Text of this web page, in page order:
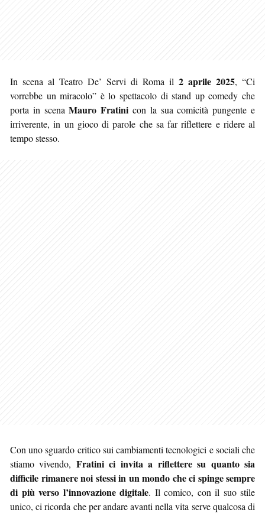
In scena al Teatro De’ Servi di Roma il 2 aprile 2025, “Ci
vorrebbe un miracolo” è lo spettacolo di stand up comedy che
porta in scenaMauro Fratini con la sua comicità pungente e
irriverente, in un gioco di parole che sa far riflettere e ridere al
tempo stesso.
Con uno sguardo critico sui cambiamenti tecnologici e sociali che
stiamo vivendo, Fratini ci invita a riflettere su quanto sia
difficile rimanere noi stessi in un mondo che ci spinge sempre
di più verso l’innovazione digitale. Il comico, con il suo stile
unico, ci ricorda che per andare avanti nella vita serve qualcosa di